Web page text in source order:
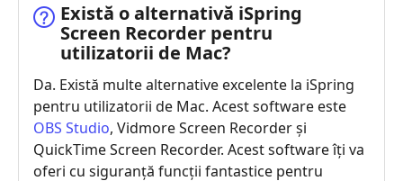
Există o alternativă iSpring
Screen Recorder pentru
utilizatorii de Mac?
Da. Există multe alternative excelente la iSpring
pentru utilizatorii de Mac. Acest software este
OBS Studio, Vidmore Screen Recorder și
QuickTime Screen Recorder. Acest software îți va
oferi cu siguranță funcții fantastice pentru